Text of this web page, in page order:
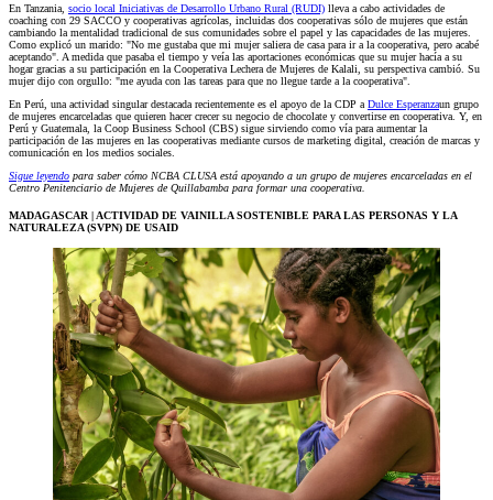
En Tanzania, socio local Iniciativas de Desarrollo Urbano Rural (RUDI) lleva a cabo actividades de
coaching con 29 SACCO y cooperativas agrícolas, incluidas dos cooperativas sólo de mujeres que están
cambiando la mentalidad tradicional de sus comunidades sobre el papel y las capacidades de las mujeres.
Como explicó un marido: "No me gustaba que mi mujer saliera de casa para ir a la cooperativa, pero acabé
aceptando". A medida que pasaba el tiempo y veía las aportaciones económicas que su mujer hacía a su
hogar gracias a su participación en la Cooperativa Lechera de Mujeres de Kalali, su perspectiva cambió. Su
mujer dijo con orgullo: "me ayuda con las tareas para que no llegue tarde a la cooperativa".
En Perú, una actividad singular destacada recientemente es el apoyo de la CDP aDulce Esperanzaun grupo
de mujeres encarceladas que quieren hacer crecer su negocio de chocolate y convertirse en cooperativa. Y, en
Perú y Guatemala, la Coop Business School (CBS) sigue sirviendo como vía para aumentar la
participación de las mujeres en las cooperativas mediante cursos de marketing digital, creación de marcas y
comunicación en los medios sociales.
Sigue leyendo para saber cómo NCBA CLUSA está apoyando a un grupo de mujeres encarceladas en el
Centro Penitenciario de Mujeres de Quillabamba para formar una cooperativa.
MADAGASCAR | ACTIVIDAD DE VAINILLA SOSTENIBLE PARA LAS PERSONAS Y LA
NATURALEZA (SVPN) DE USAID